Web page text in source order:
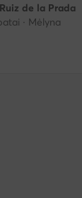
de la Prada
· Mėlyna